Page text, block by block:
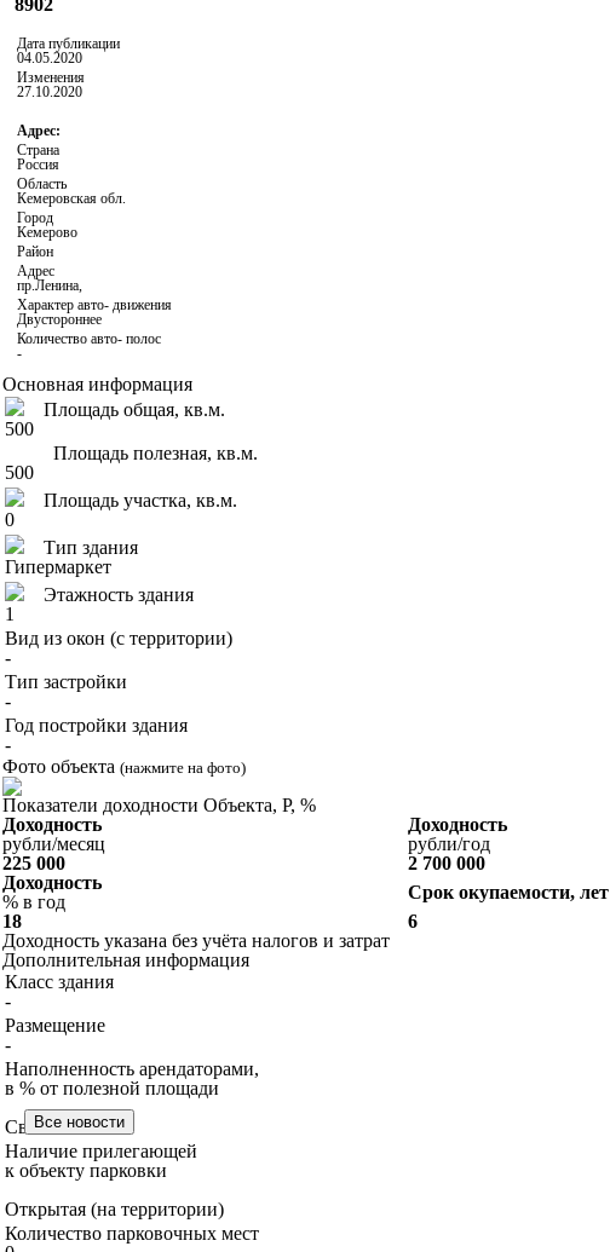
8902
Дата публикации
04.05.2020
Изменения
27.10.2020
Адрес:
Страна
Россия
Область
Кемеровская обл.
Город
Кемерово
Район
Адрес
пр.Ленина,
Характер авто- движения
Двустороннее
Количество авто- полос
-
Основная информация
Площадь общая, кв.м.
500
Площадь полезная, кв.м.
500
Площадь участка, кв.м.
0
Тип здания
Гипермаркет
Этажность здания
1
Вид из окон (с территории)
-
Тип застройки
-
Год постройки здания
-
Фото объекта (нажмите на фото)
Показатели доходности Объекта, Р, %
Доходность
рубли/месяц
Доходность
рубли/год
225 000
2 700 000
Доходность
% в год
Срок окупаемости, лет
18
6
Доходность указана без учёта налогов и затрат
Дополнительная информация
Класс здания
-
Размещение
-
Наполненность арендаторами,
в % от полезной площади
Свыше 80%
Наличие прилегающей
к объекту парковки
Открытая (на территории)
Количество парковочных мест